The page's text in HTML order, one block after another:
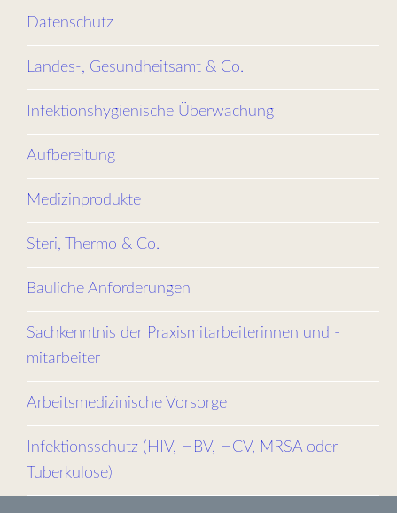
Datenschutz
Landes-, Gesundheitsamt & Co.
Infektionshygienische Überwachung
Aufbereitung
Medizinprodukte
Steri, Thermo & Co.
Bauliche Anforderungen
Sachkenntnis der Praxismitarbeiterinnen und -
mitarbeiter
Arbeitsmedizinische Vorsorge
Infektionsschutz (HIV, HBV, HCV, MRSA oder
Tuberkulose)